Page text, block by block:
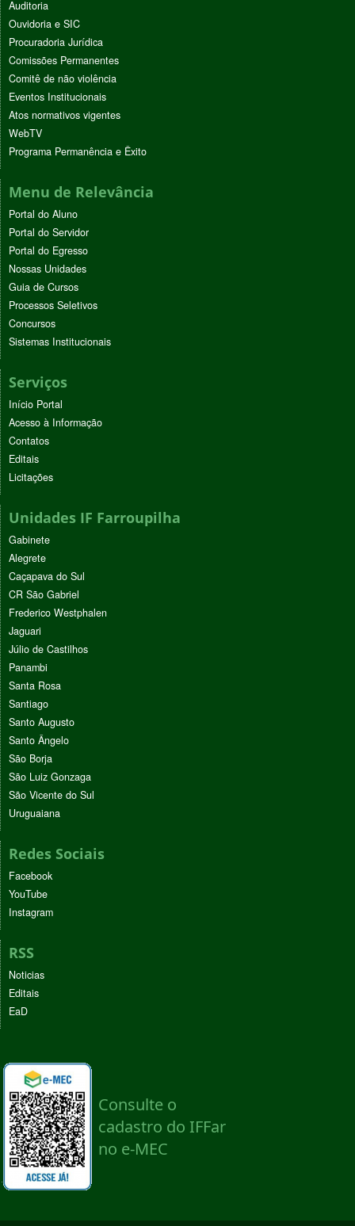
Auditoria
Ouvidoria e SIC
Procuradoria Jurídica
Comissões Permanentes
Comitê de não violência
Eventos Institucionais
Atos normativos vigentes
WebTV
Programa Permanência e Êxito
Menu de Relevância
Portal do Aluno
Portal do Servidor
Portal do Egresso
Nossas Unidades
Guia de Cursos
Processos Seletivos
Concursos
Sistemas Institucionais
Serviços
Início Portal
Acesso à Informação
Contatos
Editais
Licitações
Unidades IF Farroupilha
Gabinete
Alegrete
Caçapava do Sul
CR São Gabriel
Frederico Westphalen
Jaguari
Júlio de Castilhos
Panambi
Santa Rosa
Santiago
Santo Augusto
Santo Ângelo
São Borja
São Luiz Gonzaga
São Vicente do Sul
Uruguaiana
Redes Sociais
Facebook
YouTube
Instagram
RSS
Noticias
Editais
EaD